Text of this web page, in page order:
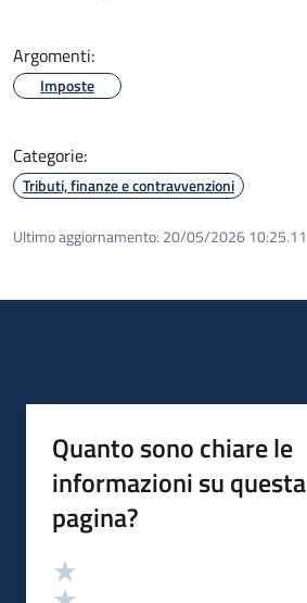
Argomenti:
Imposte
Categorie:
Tributi, finanze e contravvenzioni
Ultimo aggiornamento: 20/05/2026 10:25.11
Quanto sono chiare le
informazioni su questa
pagina?
Valutazione